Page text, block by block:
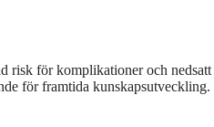
risk för komplikationer och nedsatt
för framtida kunskapsutveckling.